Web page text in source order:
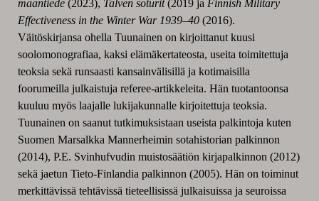
maantiede(2023), Talven soturit(2019 ja Finnish Military
Effectiveness in the Winter War 1939–40(2016).
Väitöskirjansa ohella Tuunainen on kirjoittanut kuusi
soolomonografiaa, kaksi elämäkertateosta, useita toimitettuja
teoksia sekä runsaasti kansainvälisillä ja kotimaisilla
foorumeilla julkaistuja referee-artikkeleita. Hän tuotantoonsa
kuuluu myös laajalle lukijakunnalle kirjoitettuja teoksia.
Tuunainen on saanut tutkimuksistaan useista palkintoja kuten
Suomen Marsalkka Mannerheimin sotahistorian palkinnon
(2014), P.E. Svinhufvudin muistosäätiön kirjapalkinnon (2012)
sekä jaetun Tieto-Finlandia palkinnon (2005). Hän on toiminut
merkittävissä tehtävissä tieteellisissä julkaisuissa ja seuroissa